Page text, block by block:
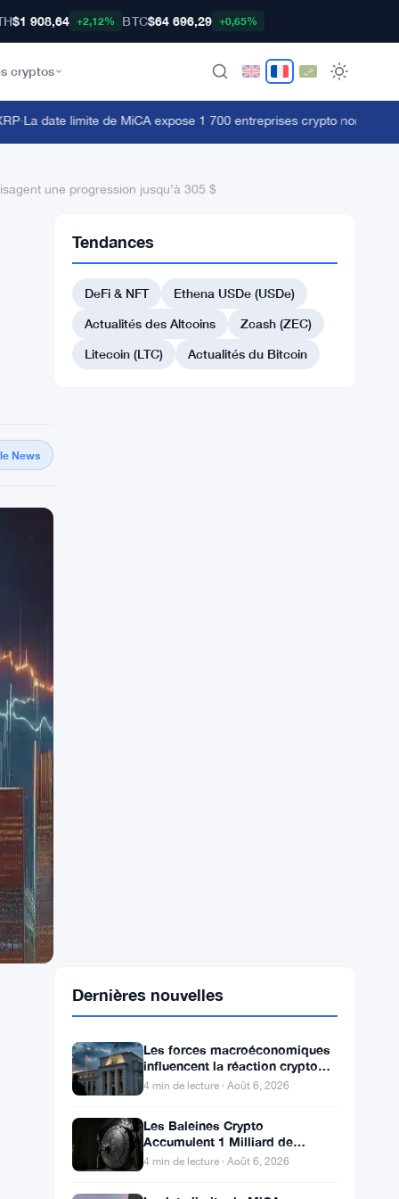
$1 908,64 +2,12% BTC$64 696,29 +0,65%
cryptos
·La date limite de MiCA expose 1 700 entreprises crypto non
une progression jusqu’à 305 $
News
Tendances
DeFi & NFT
Ethena USDe (USDe)
Actualités des Altcoins
Zcash (ZEC)
Litecoin (LTC)
Actualités du Bitcoin
Dernières nouvelles
Les forces macroéconomiques
influencent la réaction crypto
alors que l’attente de la Fed se
4 min de lecture · Août 6, 2026
Les Baleines Crypto
Accumulent 1 Milliard de
Dollars en Bitcoin, Ethereum et
4 min de lecture · Août 6, 2026